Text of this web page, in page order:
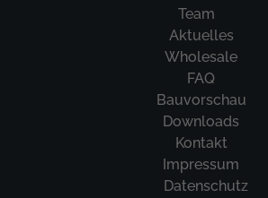
Team
Aktuelles
Wholesale
FAQ
Bauvorschau
Downloads
Kontakt
Impressum
Datenschutz